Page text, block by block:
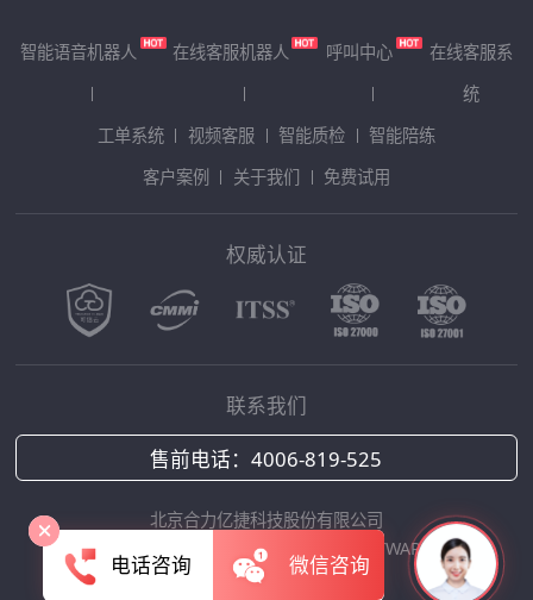
智能语音机器人 在线客服机器人 呼叫中心
在线客服系
统
工单系统
视频客服 智能质检
智能陪练
客户案例
关于我们 免费试用
权威认证
联系我们
售前电话：4006-819-525
北京合力亿捷科技股份有限公司
Copyright © 2025 HOLLYCRM SOFTWARE
京ICP备12042422号-1
电话咨询 微信咨询